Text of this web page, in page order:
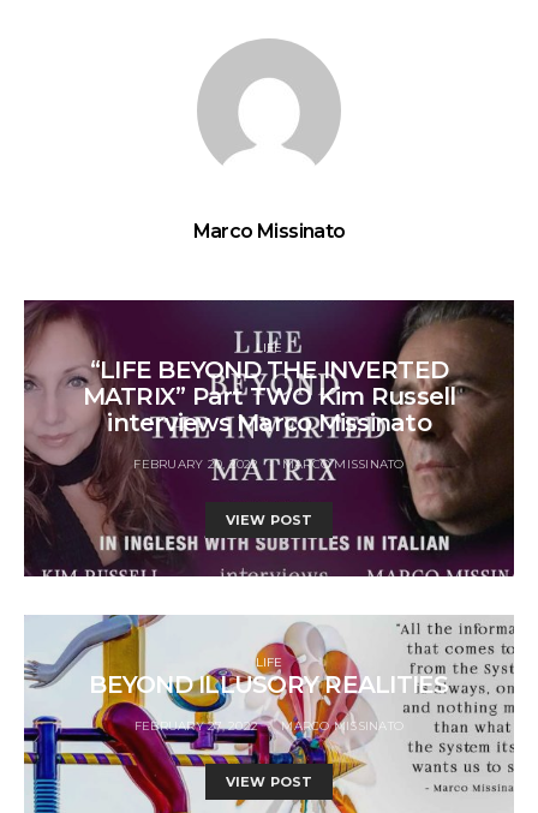
Marco Missinato
LIFE
“LIFE BEYOND THE INVERTED
MATRIX” Part TWO Kim Russell
interviews Marco Missinato
FEBRUARY 20, 2022 MARCO MISSINATO
VIEW POST
LIFE
BEYOND ILLUSORY REALITIES
FEBRUARY 27, 2022 MARCO MISSINATO
VIEW POST